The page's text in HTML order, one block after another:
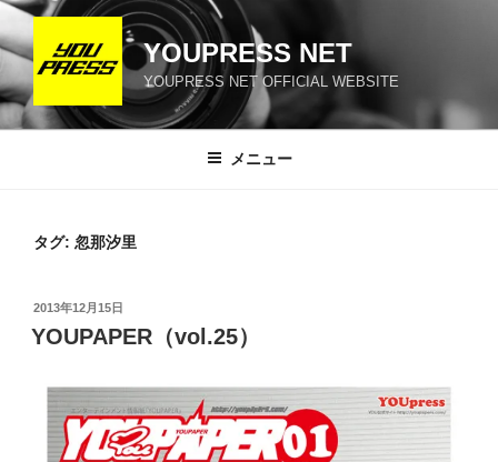
コ
ン
ン
YOUPRESS NET
YOUPRESS NET OFFICIAL WEBSITE
メニュー
タグ: 忽那汐里
投
稿
日:
2013年12月15日
YOUPAPER（vol.25）